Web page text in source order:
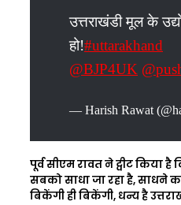
उत्तराखंडी मूल के
हो!#uttarakhand
@BJP4UK
— Harish Rawat
पूर्व सीएम रावत ने ट्वीट
सबको साधा जा रहा है, साधने
बिकेंगी ही बिकेंगी, धन्य है